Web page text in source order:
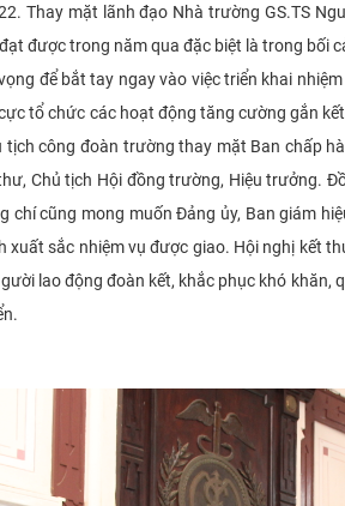
Thay mặt lãnh đạo Nhà trường GS.TS
được trong năm qua đặc biệt là trong bối
để bắt tay ngay vào việc triển khai
tổ chức các hoạt động tăng cường gắn
tịch công đoàn trường thay mặt Ban chấp
Chủ tịch Hội đồng trường, Hiệu trưởng.
cũng mong muốn Đảng ủy, Ban giám
xuất sắc nhiệm vụ được giao. Hội nghị kết
lao động đoàn kết, khắc phục khó